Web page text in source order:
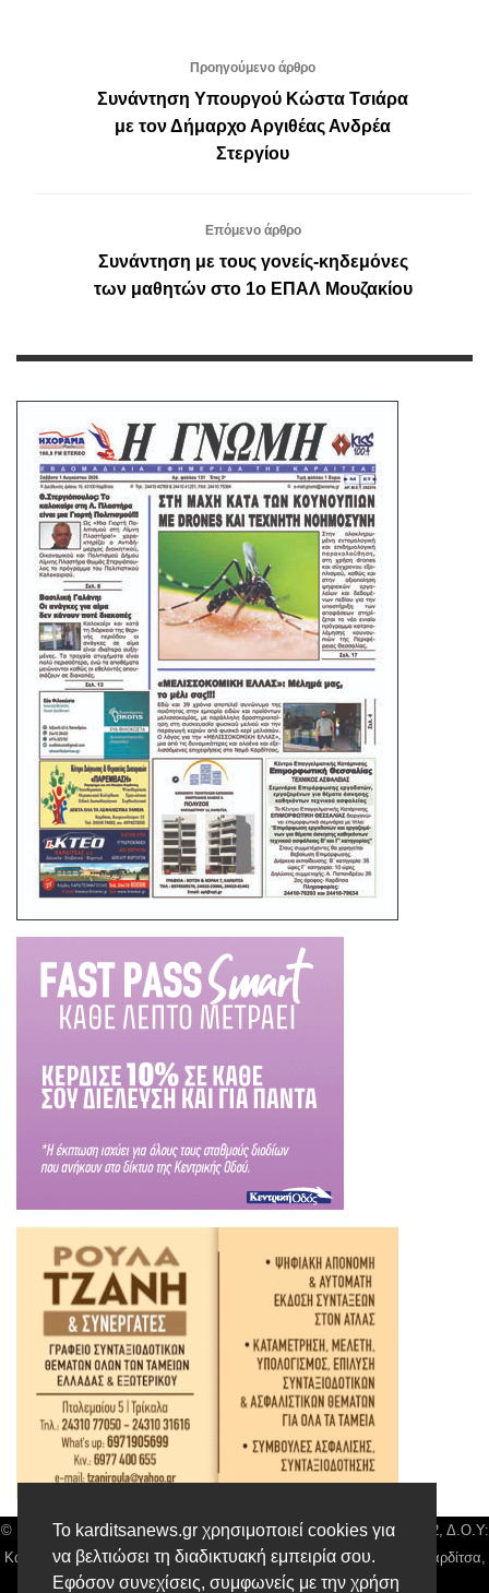
Το karditsanews.gr χρησιμοποιεί cookies για
να βελτιώσει τη διαδικτυακή εμπειρία σου.
Εφόσον συνεχίσεις, συμφωνείς με την χρήση
Προηγούμενο άρθρο
Συνάντηση Υπουργού Κώστα Τσιάρα
με τον Δήμαρχο Αργιθέας Ανδρέα
Στεργίου
Επόμενο άρθρο
Συνάντηση με τους γονείς-κηδεμόνες
των μαθητών στο 1ο ΕΠΑΛ Μουζακίου
© Karditsa News | Διακριτικός Τίτλος: Orion Media, ΑΦΜ: 043750542, Δ.Ο.Υ:
Καρδίτσας, Αρ. Γεμή: 018804431000, Δ/νση: Διάκου 10 τ.κ 43132 Καρδίτσα,
Τηλ: 24410 42500, email:news@karditsanews.gr.